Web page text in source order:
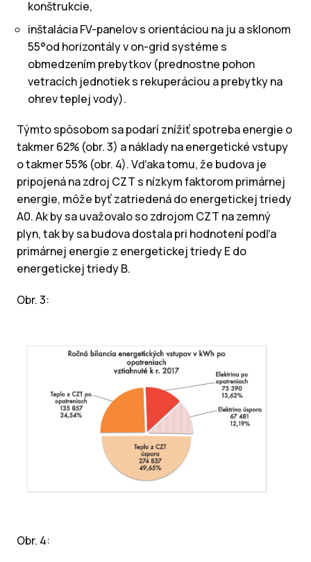
konštrukcie,
inštalácia FV-panelov s orientáciou na ju a sklonom
55°od horizontály v on-grid systéme s
obmedzením prebytkov (prednostne pohon
vetracích jednotiek s rekuperáciou a prebytky na
ohrev teplej vody).
Týmto spôsobom sa podarí znížiť spotreba energie o
takmer 62% (obr. 3) a náklady na energetické vstupy
o takmer 55% (obr. 4). Vďaka tomu, že budova je
pripojená na zdroj CZT s nízkym faktorom primárnej
energie, môže byť zatriedená do energetickej triedy
A0. Ak by sa uvažovalo so zdrojom CZT na zemný
plyn, tak by sa budova dostala pri hodnotení podľa
primárnej energie z energetickej triedy E do
energetickej triedy B.
Obr. 3:
Obr. 4: